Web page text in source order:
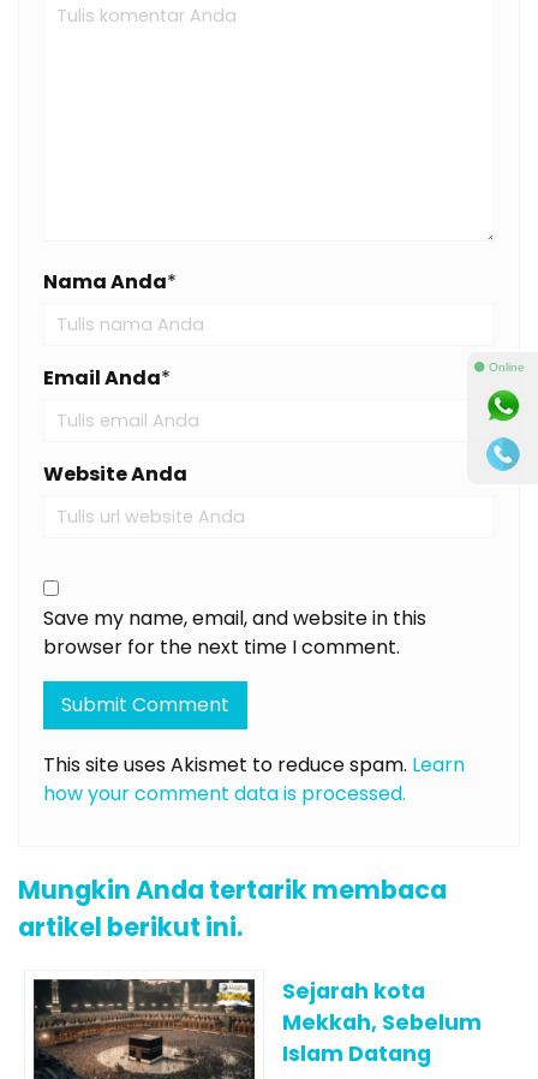
Nama Anda*
Email Anda*
Website Anda
Save my name, email, and website in this
browser for the next time I comment.
This site uses Akismet to reduce spam. Learn
how your comment data is processed.
Mungkin Anda tertarik membaca
artikel berikut ini.
Sejarah kota
Mekkah, Sebelum
Islam Datang
⚫ Online